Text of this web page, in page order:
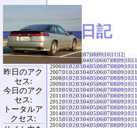
SVX日記
2004|04|05|06|07|08|09|10|11|12|
|04|05|06|07|08|09|10|11
2006|01|02|03|04|05|06|07|08|09|10|11
2007|01|02|03|04|05|06|07|08|09|10|11
2008|01|02|03|04|05|06|07|08|09|10|11
2009|01|02|03|04|05|06|07|08|09|10|11
2010|01|02|03|04|05|06|07|08|09|10|11
2011|01|02|03|04|05|06|07|08|09|10|11
2012|01|02|03|04|05|06|07|08|09|10|11
2013|01|02|03|04|05|06|07|08|09|10|11
2014|01|02|03|04|05|06|07|08|09|10|11
2015|01|02|03|04|05|06|07|08|09|10|11
2016|01|02|03|04|05|06|07|08|09|10|11
昨日のアク
セス:
今日のアク
セス:
トータルア
クセス: